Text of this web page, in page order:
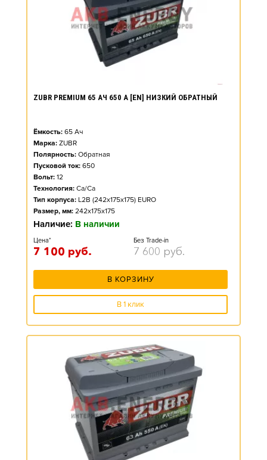
ZUBR PREMIUM 65 АЧ 650 А [EN] НИЗКИЙ ОБРАТНЫЙ
Ёмкость: 65 Ач
Марка: ZUBR
Полярность: Обратная
Пусковой ток: 650
Вольт: 12
Технология: Ca/Ca
Тип корпуса: L2B (242x175x175) EURO
Размер, мм: 242x175x175
Наличие: В наличии
Цена*
7 100 руб.
Без Trade-in
7 600 руб.
В КОРЗИНУ
В 1 клик